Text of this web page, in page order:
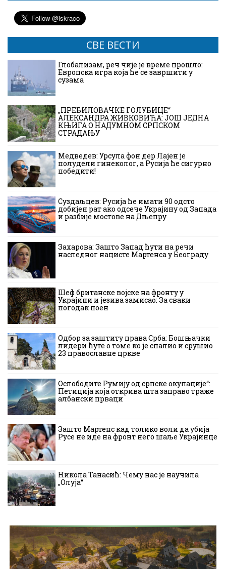
СВЕ ВЕСТИ
Глобализам, реч чије је време прошло:
Европска игра која ће се завршити у
сузама
„ПРЕБИЛОВАЧКЕ ГОЛУБИЦЕ“
АЛЕКСАНДРА ЖИВКОВИЋА: ЈОШ ЈЕДНА
КЊИГА О НАДУМНОМ СРПСКОМ
СТРАДАЊУ
Медведев: Урсула фон дер Лајен је
полудели гинеколог, а Русија ће сигурно
победити!
Суздаљцев: Русија ће имати 90 одсто
добијен рат ако одсече Украјину од Запада
и разбије мостове на Дњепру
Захарова: Зашто Запад ћути на речи
наследног нацисте Мартенса у Београду
Шеф британске војске на фронту у
Украјини и језива замисао: За сваки
погодак поен
Одбор за заштиту права Срба: Бошњачки
лидери ћуте о томе ко је спалио и срушио
23 православне цркве
Ослободите Румију од српске окупације“:
Петиција која открива шта заправо траже
албански прваци
Зашто Мартенс кад толико воли да убија
Русе не иде на фронт него шаље Украјинце
Никола Танасић: Чему нас је научила
„Олуја“